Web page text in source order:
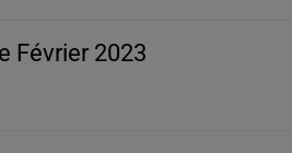
Février 2023